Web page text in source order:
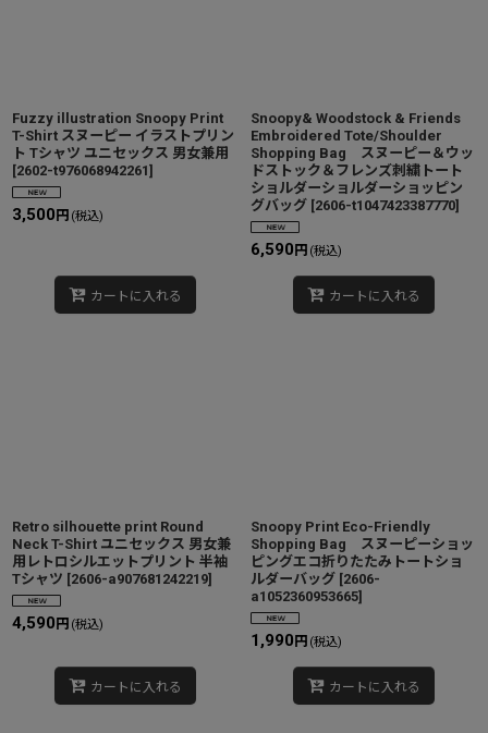
Fuzzy illustration Snoopy Print
T-Shirt スヌーピー イラストプリン
ト Tシャツ ユニセックス 男女兼用
[2602-t976068942261]
3,500 円 (税込)
カートに入れる
Snoopy& Woodstock & Friends
Embroidered Tote/Shoulder
Shopping Bag スヌーピー＆ウッ
ドストック＆フレンズ刺繍トート
ショルダーショルダーショッピン
グバッグ [2606-t1047423387770]
6,590 円 (税込)
カートに入れる
Retro silhouette print Round
Neck T-Shirt ユニセックス 男女兼
用レトロシルエットプリント 半袖
Tシャツ [2606-a907681242219]
4,590 円 (税込)
カートに入れる
Snoopy Print Eco-Friendly
Shopping Bag スヌーピーショッ
ピングエコ折りたたみトートショ
ルダーバッグ [2606-
a1052360953665]
1,990 円 (税込)
カートに入れる